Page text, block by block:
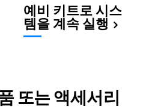
예비 키트로 시스
템을 계속 실행
또는 액세서리